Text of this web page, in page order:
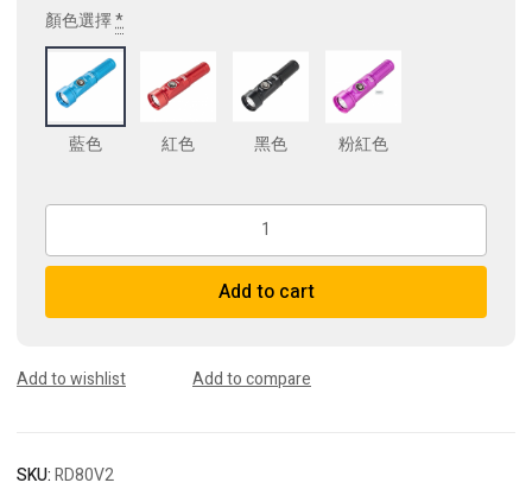
顏色選擇*
藍色 紅色 黑色 粉紅色
Scubalamp
LED
Diving
quantity
Add to cart
Add to wishlist Add to compare
SKU:RD80V2